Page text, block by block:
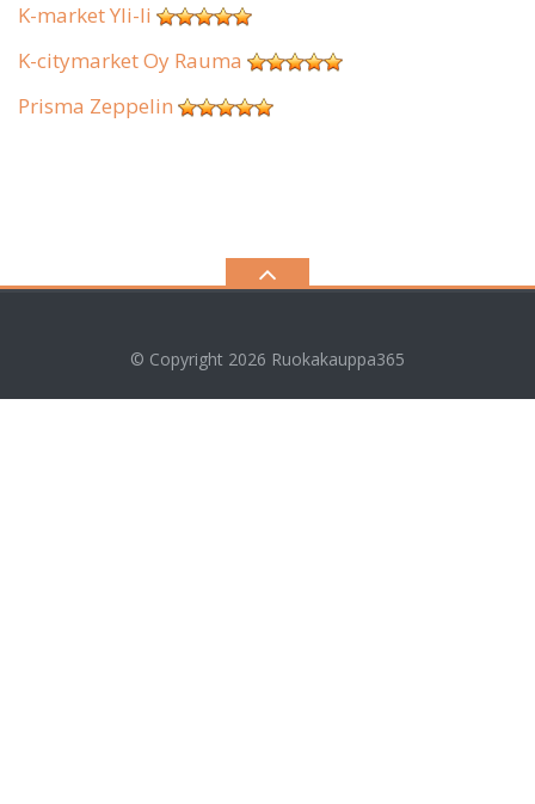
K-market Yli-Ii
K-citymarket Oy Rauma
Prisma Zeppelin
© Copyright 2026 Ruokakauppa365